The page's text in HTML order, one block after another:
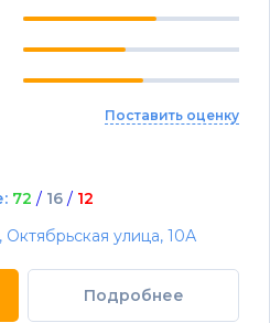
Поставить оценку
72 / 16 / 12
Октябрьская улица, 10А
Подробнее